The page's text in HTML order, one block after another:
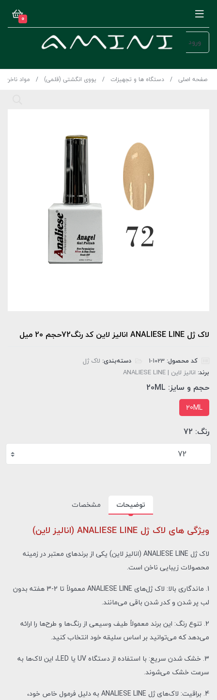
0
ورود
صفحه اصلی دستگاه ها و تجهیزات یووی انگشتی (قلمی) مواد ناخن
لاک ژل ANALIESE LINE انالیز لاین کد رنگ72حجم 20 میل
کد محصول: دسته‌بندی: لاک ژل
برند: انالیز لاین | ANALIESE LINE
حجم و سایز: 20ML
20ML
رنگ: 72
72
توضیحات مشخصات
ویژگی های لاک ژل ANALIESE LINE (انالیز لاین)
لاک ژل ANALIESE LINE (انالیز لاین) یکی از برندهای معتبر در زمینه
محصولات زیبایی ناخن است.
1. ماندگاری بالا: لاک ژل‌های ANALIESE LINE معمولاً تا 2-3 هفته بدون
لب پر شدن و کدر شدن باقی می‌مانند.
2. تنوع رنگ: این برند معمولاً طیف وسیعی از رنگ‌ها و طرح‌ها را ارائه
می‌دهد که می‌توانید بر اساس سلیقه خود انتخاب کنید.
3. خشک شدن سریع: با استفاده از دستگاه UV یا LED، این لاک‌ها به
سرعت خشک می‌شوند.
4. براقیت: لاک‌های ژل ANALIESE LINE به دلیل فرمول خاص خود،